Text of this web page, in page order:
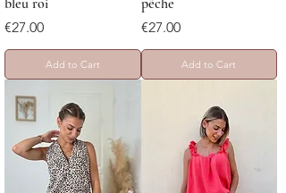
bleu roi
Price
€27.00
Add to Cart
pêche
Price
€27.00
Add to Cart